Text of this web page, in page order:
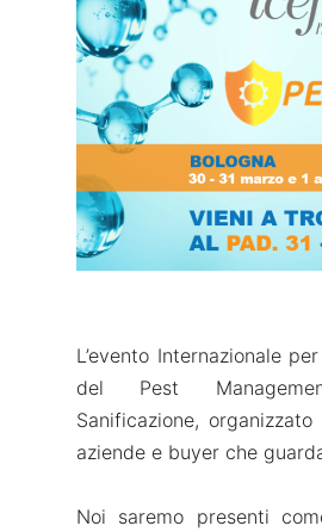
L’evento Internazionale
del Pest
Sanificazione,
aziende e buyer che
Noi saremo presenti